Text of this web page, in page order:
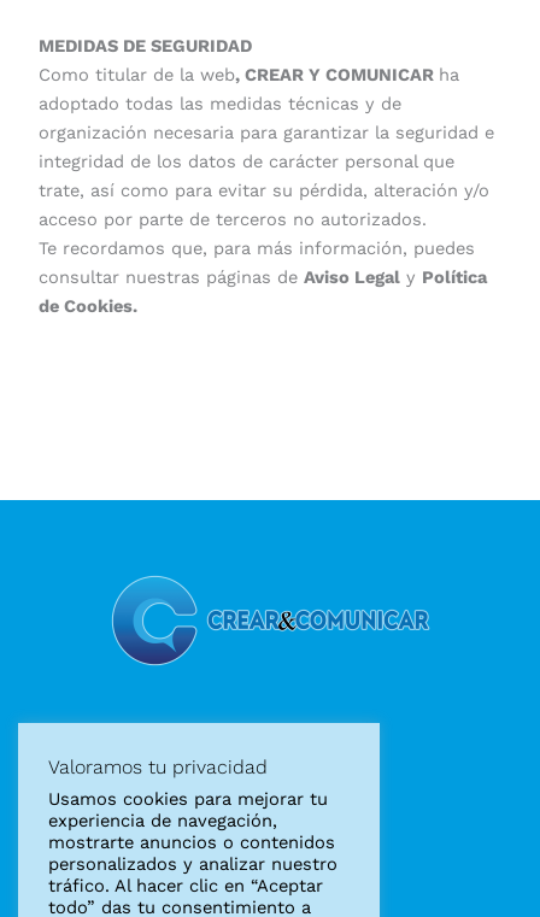
MEDIDAS DE SEGURIDAD
Como titular de la web, CREAR Y COMUNICAR ha
adoptado todas las medidas técnicas y de
organización necesaria para garantizar la seguridad e
integridad de los datos de carácter personal que
trate, así como para evitar su pérdida, alteración y/o
acceso por parte de terceros no autorizados.
Te recordamos que, para más información, puedes
consultar nuestras páginas deAviso Legal y Política
de Cookies.
Diseño web
Marketing Digital
Aviso legal
Política de privacidad
Valoramos tu privacidad
Usamos cookies para mejorar tu
experiencia de navegación,
mostrarte anuncios o contenidos
personalizados y analizar nuestro
tráfico. Al hacer clic en “Aceptar
todo” das tu consentimiento a